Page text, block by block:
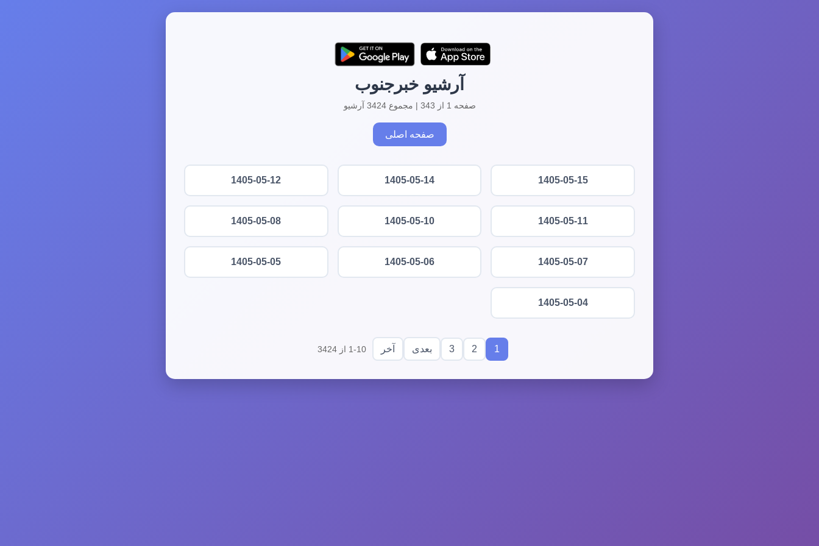
آرشیو خبرجنوب
صفحه 1 از 343 | مجموع 3424 آرشیو
صفحه اصلی
1405-05-15
1405-05-14
1405-05-12
1405-05-11
1405-05-10
1405-05-08
1405-05-07
1405-05-06
1405-05-05
1405-05-04
1
2
3 بعدی آخر 1-10 از 3424